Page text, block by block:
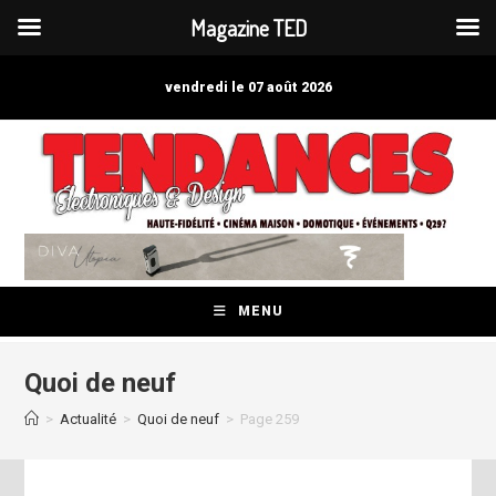
vendredi le 07 août 2026
MENU
Quoi de neuf
> Actualité > Quoi de neuf > Page 259
Magazine TED